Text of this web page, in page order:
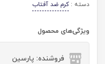
دسته :کرم ضد آفتاب
ویژگی‌های محصول
فروشنده: پارسین